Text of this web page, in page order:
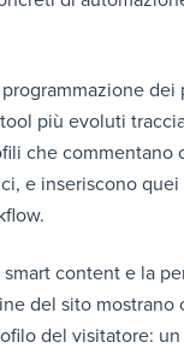
programmazione dei
più evoluti
che commentano
e inseriscono quei
content e la
del sito mostrano
del visitatore: